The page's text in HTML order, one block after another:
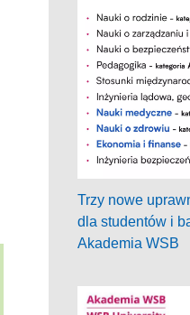
Trzy nowe
dla studentów i
Akademia WSB